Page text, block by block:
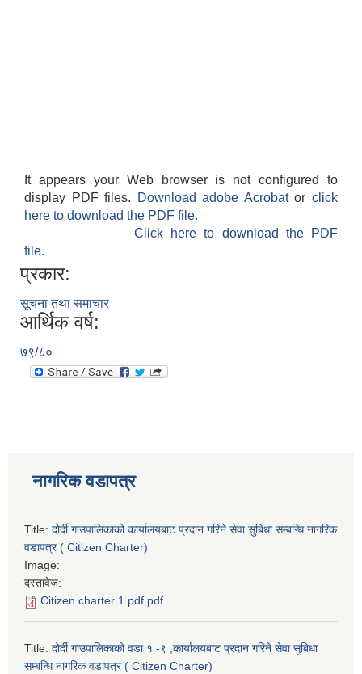
It appears your Web browser is not configured to
display PDF files.
Download adobe Acrobatorclick
here to download the PDF file.
Click here to download the PDF
file.
प्रकार:
सूचना तथा समाचार
आर्थिक वर्ष:
७९/८०
नागरिक वडापत्र
Title: दोर्दी गाउपालिकाको कार्यालयबाट प्रदान गरिने सेवा सुबिधा सम्बन्धि नागरिक
वडापत्र ( Citizen Charter)
Image:
दस्तावेज:
Citizen charter 1 pdf.pdf
Title: दोर्दी गाउपालिकाको वडा १ -९ ,कार्यालयबाट प्रदान गरिने सेवा सुबिधा
सम्बन्धि नागरिक वडापत्र ( Citizen Charter)